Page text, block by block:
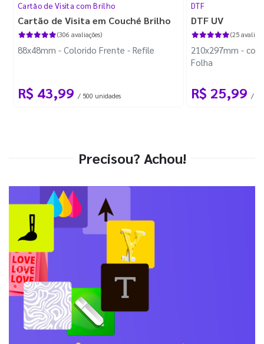
Cartão de Visita com Brilho
Cartão de Visita em Couché Brilho
(306 avaliações)
88x48mm - Colorido Frente - Refile
R$ 43,99 / 500 unidades
DTF
DTF UV
(25
210x297mm -
Folha
R$ 25,99 / 1
Precisou? Achou!